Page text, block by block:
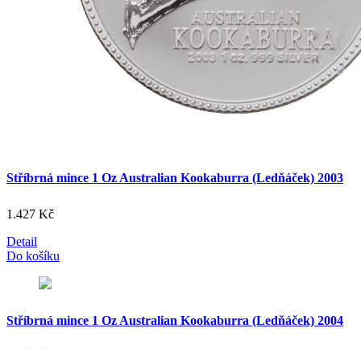
Stříbrná mince 1 Oz Australian Kookaburra (Ledňáček) 2003
1.427 Kč
Detail
Do košíku
Stříbrná mince 1 Oz Australian Kookaburra (Ledňáček) 2004